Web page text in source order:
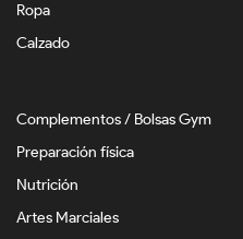
Ropa
Calzado
Complementos / Bolsas Gym
Preparación física
Nutrición
Artes Marciales